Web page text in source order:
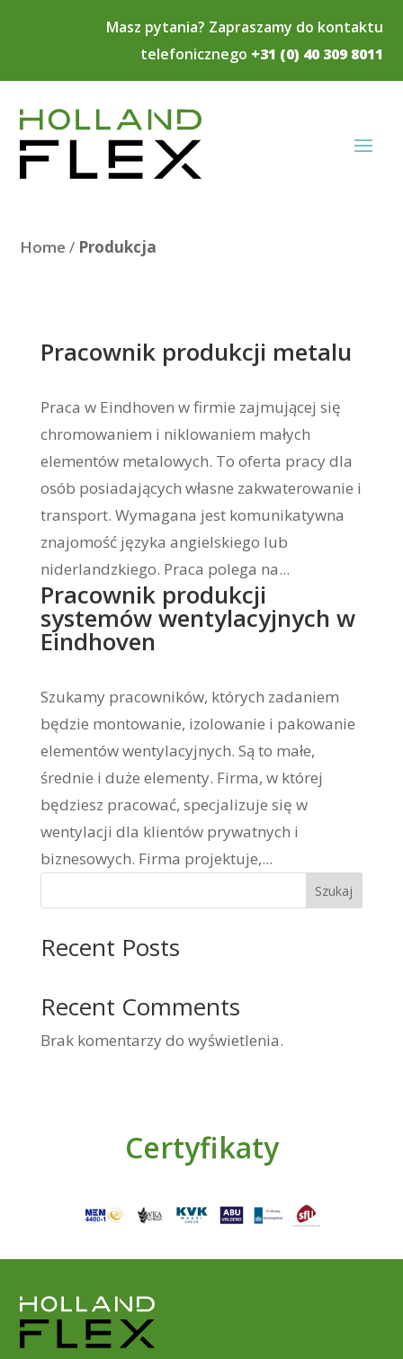
Masz pytania? Zapraszamy do kontaktu
telefonicznego +31 (0) 40 309 8011
Home / Produkcja
Pracownik produkcji metalu
Praca w Eindhoven w firmie zajmującej się
chromowaniem i niklowaniem małych
elementów metalowych. To oferta pracy dla
osób posiadających własne zakwaterowanie i
transport. Wymagana jest komunikatywna
znajomość języka angielskiego lub
niderlandzkiego. Praca polega na...
Pracownik produkcji
systemów wentylacyjnych w
Eindhoven
Szukamy pracowników, których zadaniem
będzie montowanie, izolowanie i pakowanie
elementów wentylacyjnych. Są to małe,
średnie i duże elementy. Firma, w której
będziesz pracować, specjalizuje się w
wentylacji dla klientów prywatnych i
biznesowych. Firma projektuje,...
Szukaj
Recent Posts
Recent Comments
Brak komentarzy do wyświetlenia.
Certyfikaty